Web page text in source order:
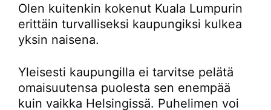
Olen kuitenkin kokenut Kuala Lumpurin
erittäin turvalliseksi kaupungiksi kulkea
yksin naisena.
Yleisesti kaupungilla ei tarvitse pelätä
omaisuutensa puolesta sen enempää
kuin vaikka Helsingissä. Puhelimen voi